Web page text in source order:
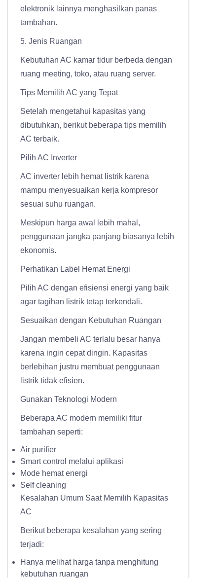
elektronik lainnya menghasilkan panas
tambahan.
5. Jenis Ruangan
Kebutuhan AC kamar tidur berbeda dengan
ruang meeting, toko, atau ruang server.
Tips Memilih AC yang Tepat
Setelah mengetahui kapasitas yang
dibutuhkan, berikut beberapa tips memilih
AC terbaik.
Pilih AC Inverter
AC inverter lebih hemat listrik karena
mampu menyesuaikan kerja kompresor
sesuai suhu ruangan.
Meskipun harga awal lebih mahal,
penggunaan jangka panjang biasanya lebih
ekonomis.
Perhatikan Label Hemat Energi
Pilih AC dengan efisiensi energi yang baik
agar tagihan listrik tetap terkendali.
Sesuaikan dengan Kebutuhan Ruangan
Jangan membeli AC terlalu besar hanya
karena ingin cepat dingin. Kapasitas
berlebihan justru membuat penggunaan
listrik tidak efisien.
Gunakan Teknologi Modern
Beberapa AC modern memiliki fitur
tambahan seperti:
Air purifier
Smart control melalui aplikasi
Mode hemat energi
Self cleaning
Kesalahan Umum Saat Memilih Kapasitas
AC
Berikut beberapa kesalahan yang sering
terjadi:
Hanya melihat harga tanpa menghitung
kebutuhan ruangan